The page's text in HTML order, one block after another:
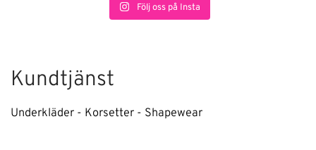
Följ oss på Insta
Kundtjänst
Underkläder - Korsetter - Shapewear